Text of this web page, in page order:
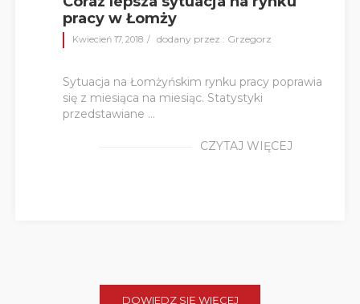
pracy w Łomży
Kwiecień 17, 2018 dodany przez : Grzegorz
Sytuacja na Łomżyńskim rynku pracy poprawia
się z miesiąca na miesiąc. Statystyki
przedstawiane ...
CZYTAJ WIĘCEJ
DOWIEDZ SIĘ WIĘCEJ